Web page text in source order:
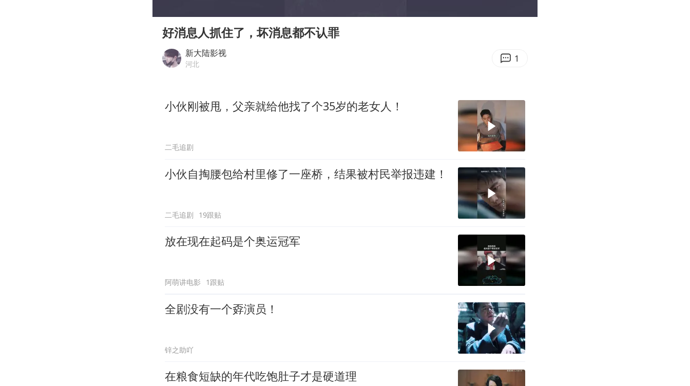
女主硬加吻戏短剧已下架
浙江一9岁男孩被海浪卷走仍在搜救中
董璇小酒窝朵朵为佟丽娅庆生
好消息人抓住了，坏消息都不认罪
新大陆影视
河北 1
小伙刚被甩，父亲就给他找了个35岁的老女人！
二毛追剧
小伙自掏腰包给村里修了一座桥，结果被村民举报违建！
二毛追剧 19跟贴
放在现在起码是个奥运冠军
阿萌讲电影 1跟贴
全剧没有一个孬演员！
锌之助吖
在粮食短缺的年代吃饱肚子才是硬道理